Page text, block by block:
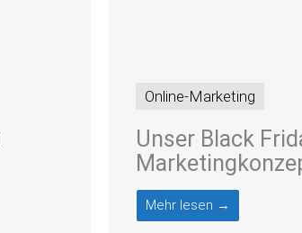
Online-Marketing
Unser Black
Mehr lesen →